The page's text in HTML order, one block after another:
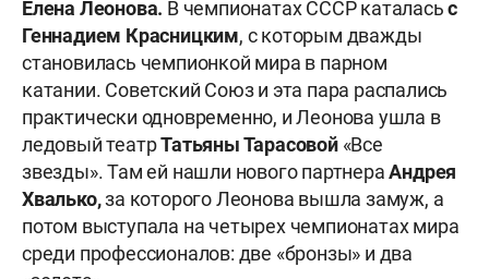
Елена Леонова. В чемпионатах СССР каталасьс
Геннадием Красницким, с которым дважды
становилась чемпионкой мира в парном
катании. Советский Союз и эта пара распались
практически одновременно, и Леонова ушла в
ледовый театрТатьяны Тарасовой«Все
звезды». Там ей нашли нового партнераАндрея
Хвалько,за которого Леонова вышла замуж, а
потом выступала на четырех чемпионатах мира
среди профессионалов: две «бронзы» и два